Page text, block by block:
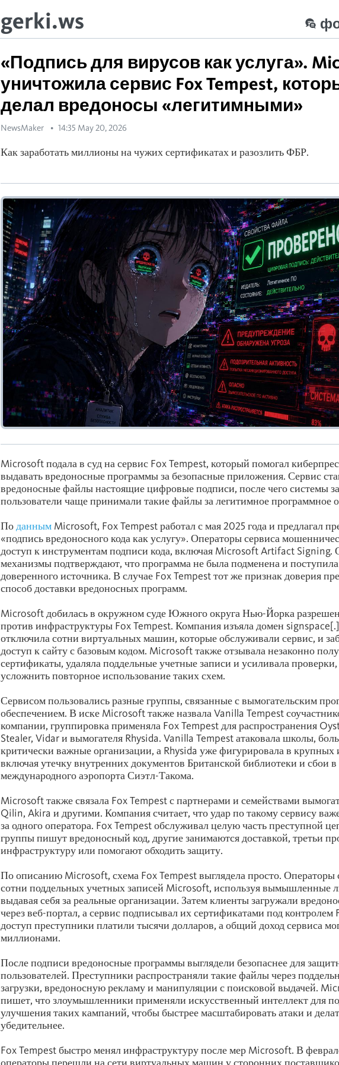
gerki.ws
«Подпись для вирусов как услуга».
уничтожила сервис Fox Tempest,
делал вредоносы «легитимными»
NewsMaker 14:35 May 20, 2026
Как заработать миллионы на чужих сертификатах и разозлить ФБР.
Microsoft подала в суд на сервис Fox Tempest, который помогал
выдавать вредоносные программы за безопасные приложения. Сервис
вредоносные файлы настоящие цифровые подписи, после чего системы
пользователи чаще принимали такие файлы за легитимное программное
По данным Microsoft, Fox Tempest работал с мая 2025 года и предлагал
«подпись вредоносного кода как услугу». Операторы сервиса
доступ к инструментам подписи кода, включая Microsoft Artifact Signing.
механизмы подтверждают, что программа не была подменена и
доверенного источника. В случае Fox Tempest тот же признак доверия
способ доставки вредоносных программ.
Microsoft добилась в окружном суде Южного округа Нью-Йорка
против инфраструктуры Fox Tempest. Компания изъяла домен
отключила сотни виртуальных машин, которые обслуживали сервис, и
доступ к сайту с базовым кодом. Microsoft также отзывала незаконно
сертификаты, удаляла поддельные учетные записи и усиливала
усложнить повторное использование таких схем.
Сервисом пользовались разные группы, связанные с вымогательским
обеспечением. В иске Microsoft также назвала Vanilla Tempest
компании, группировка применяла Fox Tempest для распространения
Stealer, Vidar и вымогателя Rhysida. Vanilla Tempest атаковала школы,
критически важные организации, а Rhysida уже фигурировала в крупных
включая утечку внутренних документов Британской библиотеки и сбои в
международного аэропорта Сиэтл-Такома.
Microsoft также связала Fox Tempest с партнерами и семействами
Qilin, Akira и другими. Компания считает, что удар по такому сервису
за одного оператора. Fox Tempest обслуживал целую часть преступной
группы пишут вредоносный код, другие занимаются доставкой, третьи
инфраструктуру или помогают обходить защиту.
По описанию Microsoft, схема Fox Tempest выглядела просто. Операторы
сотни поддельных учетных записей Microsoft, используя вымышленные
выдавая себя за реальные организации. Затем клиенты загружали
через веб-портал, а сервис подписывал их сертификатами под контролем
доступ преступники платили тысячи долларов, а общий доход сервиса
миллионами.
После подписи вредоносные программы выглядели безопаснее для
пользователей. Преступники распространяли такие файлы через
загрузки, вредоносную рекламу и манипуляции с поисковой выдачей.
пишет, что злоумышленники применяли искусственный интеллект для
улучшения таких кампаний, чтобы быстрее масштабировать атаки и
убедительнее.
Fox Tempest быстро менял инфраструктуру после мер Microsoft. В
операторы перешли на сети виртуальных машин у сторонних